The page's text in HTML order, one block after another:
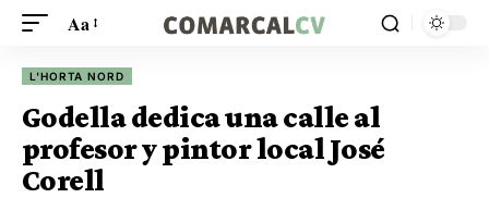
Aa
L'HORTA NORD
Godella dedica una calle al
profesor y pintor local José
Corell